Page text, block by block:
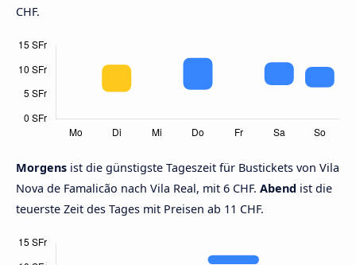
CHF.
Morgens ist die günstigste Tageszeit für Bustickets von Vila
Nova de Famalicão nach Vila Real, mit 6 CHF. Abend ist die
teuerste Zeit des Tages mit Preisen ab 11 CHF.